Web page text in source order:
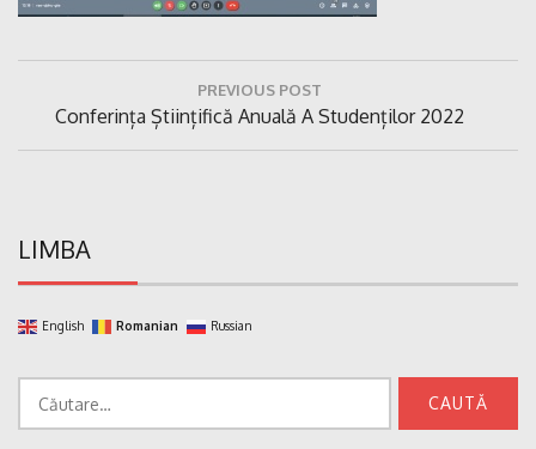
articole
PREVIOUS POST
Previous
Post:
Conferința Științifică Anuală A Studenților 2022
LIMBA
English Romanian Russian